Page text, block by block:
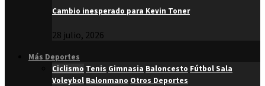
Cambio inesperado para Kevin Toner
28 julio, 2026
Más Deportes
Ciclismo Tenis Gimnasia Baloncesto Fútbol Sala
Voleybol Balonmano Otros Deportes